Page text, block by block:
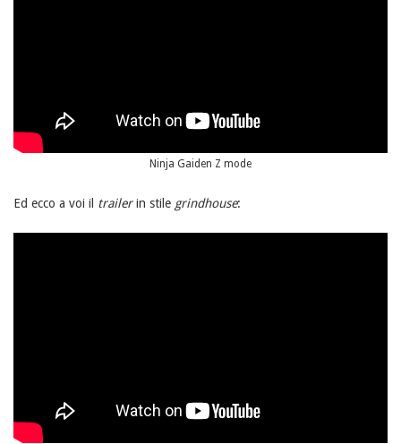
Ninja Gaiden Z mode
Ed ecco a voi il trailerin stile grindhouse: